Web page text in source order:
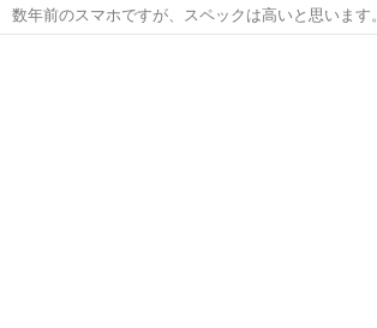
数年前のスマホですが、スペックは高いと思います
で抜き差しですぐ使えます。 バッテリー状態は4